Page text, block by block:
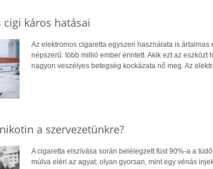
káros hatásai
Az elektromos cigaretta egyszeri használata is
népszerű: több millió ember érintett. Akik ezt az
nagyon veszélyes betegség kockázata nő meg. Az
a szervezetünkre?
A cigaretta elszívása során belélegzett füst 90%-a a
múlva eléri az agyat; olyan gyorsan, mint egy vénás